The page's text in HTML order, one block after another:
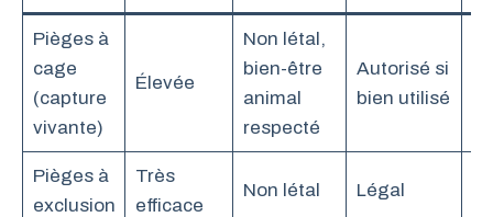
Pièges à
cage
(capture
vivante)
Élevée
Non létal,
bien-être
animal
respecté
Autorisé si
bien utilisé
Pièges à
exclusion
Très
efficace
Non létal Légal